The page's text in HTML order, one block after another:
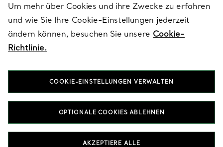
RECHTLICHE HINWEISE
FOLGEN SIE UNS
T&Co. 2026
Um mehr über Cookies und ihre Zwecke zu erfahren
und wie Sie Ihre Cookie-Einstellungen jederzeit
ändern können, besuchen Sie unsere Cookie-
Richtlinie.
COOKIE-EINSTELLUNGEN VERWALTEN
OPTIONALE COOKIES ABLEHNEN
AKZEPTIERE ALLE